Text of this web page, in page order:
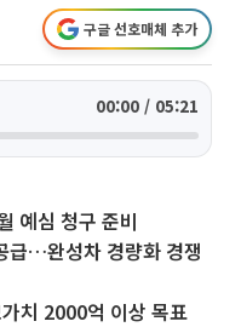
구글 선호매체 추가
00:00 / 05:21
예심 청구 준비
급…완성차 경량화 경쟁
치 2000억 이상 목표